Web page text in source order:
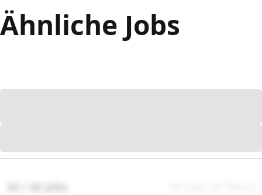
Ähnliche Jobs
42 / 42 jobs